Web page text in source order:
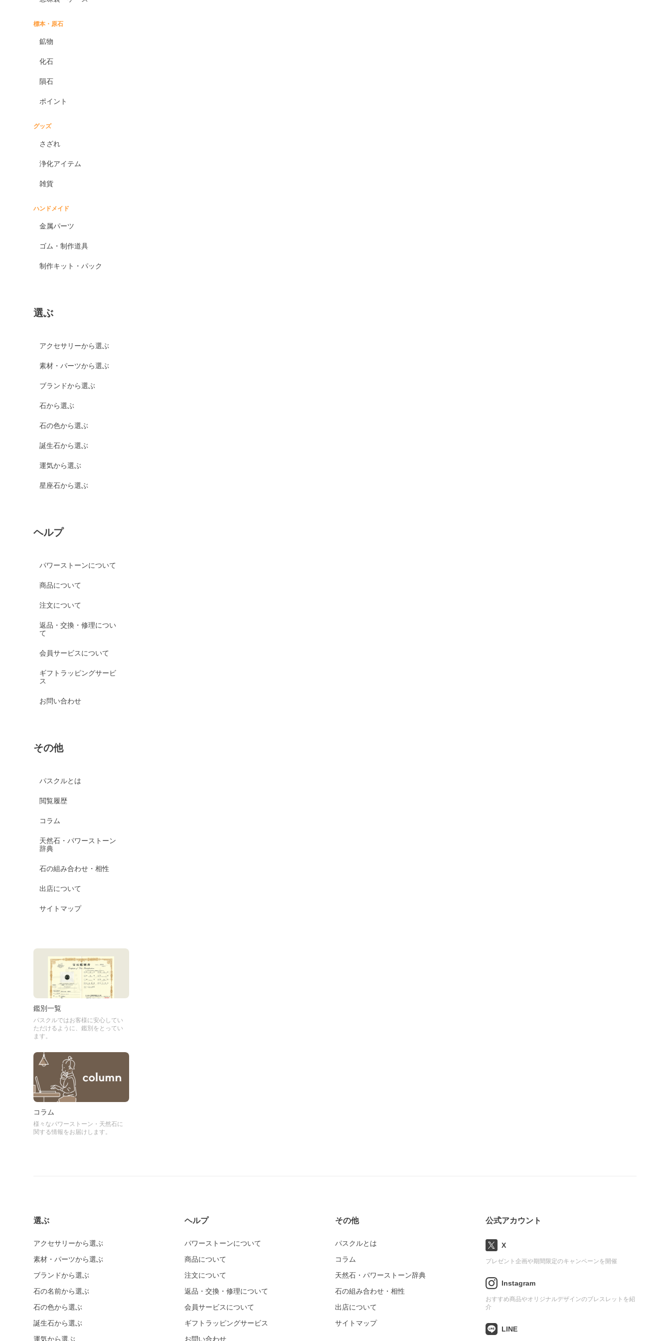
標本・原石
鉱物
化石
隕石
ポイント
グッズ
さざれ
浄化アイテム
雑貨
ハンドメイド
金属パーツ
ゴム・制作道具
制作キット・パック
選ぶ
アクセサリーから選ぶ
素材・パーツから選ぶ
ブランドから選ぶ
石から選ぶ
石の色から選ぶ
誕生石から選ぶ
運気から選ぶ
星座石から選ぶ
ヘルプ
パワーストーンについて
商品について
注文について
返品・交換・修理につい
て
会員サービスについて
ギフトラッピングサービ
ス
お問い合わせ
その他
パスクルとは
閲覧履歴
コラム
天然石・パワーストーン
辞典
石の組み合わせ・相性
出店について
サイトマップ
鑑別一覧
パスクルではお客様に安心してい
ただけるように、鑑別をとってい
ます。
コラム
様々なパワーストーン・天然石に
関する情報をお届けします。
選ぶ
アクセサリーから選ぶ
素材・パーツから選ぶ
ブランドから選ぶ
石の名前から選ぶ
石の色から選ぶ
誕生石から選ぶ
運気から選ぶ
ヘルプ
パワーストーンについて
商品について
注文について
返品・交換・修理について
会員サービスについて
ギフトラッピングサービス
お問い合わせ
その他
パスクルとは
コラム
天然石・パワーストーン辞典
石の組み合わせ・相性
出店について
サイトマップ
公式アカウント
X
プレゼント企画や期間限定のキャンペーンを開催
Instagram
おすすめ商品やオリジナルデザインのブレスレットを紹
介
LINE